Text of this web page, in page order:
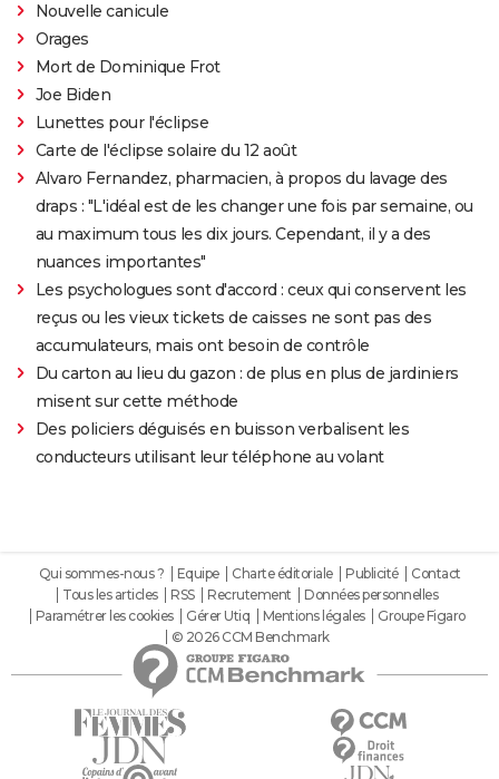
Nouvelle canicule
Orages
Mort de Dominique Frot
Joe Biden
Lunettes pour l'éclipse
Carte de l'éclipse solaire du 12 août
Alvaro Fernandez, pharmacien, à propos du lavage des
draps : "L'idéal est de les changer une fois par semaine, ou
au maximum tous les dix jours. Cependant, il y a des
nuances importantes"
Les psychologues sont d'accord : ceux qui conservent les
reçus ou les vieux tickets de caisses ne sont pas des
accumulateurs, mais ont besoin de contrôle
Du carton au lieu du gazon : de plus en plus de jardiniers
misent sur cette méthode
Des policiers déguisés en buisson verbalisent les
conducteurs utilisant leur téléphone au volant
Qui sommes-nous ? Equipe Charte éditoriale Publicité
Contact
Tous les articles
RSS Recrutement
Données personnelles
Paramétrer les cookies
Gérer Utiq Mentions légales
Groupe Figaro
© 2026 CCM Benchmark